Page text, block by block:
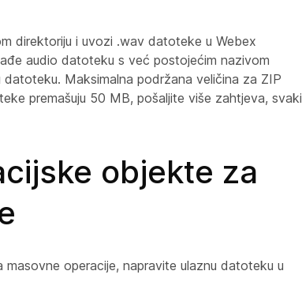
direktoriju i uvozi .wav datoteke u Webex
audio datoteku s već postojećim nazivom
Maksimalna podržana veličina za ZIP
premašuju 50 MB, pošaljite više zahtjeva, svaki
objekte za
operacije, napravite ulaznu datoteku u